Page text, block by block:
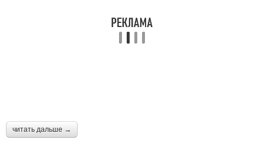
читать дальше →